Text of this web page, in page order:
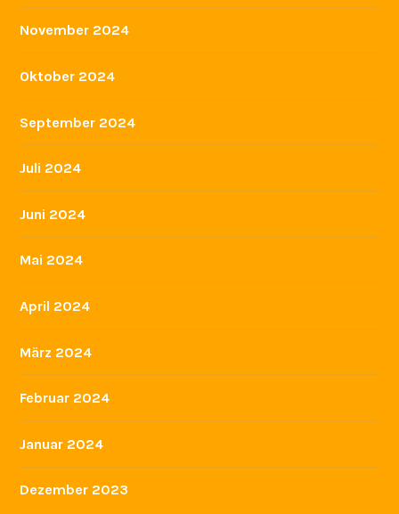
November 2024
Oktober 2024
September 2024
Juli 2024
Juni 2024
Mai 2024
April 2024
März 2024
Februar 2024
Januar 2024
Dezember 2023